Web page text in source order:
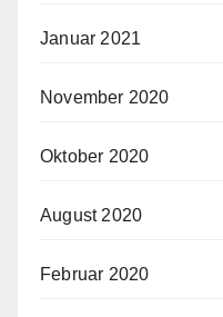
Januar 2021
November 2020
Oktober 2020
August 2020
Februar 2020